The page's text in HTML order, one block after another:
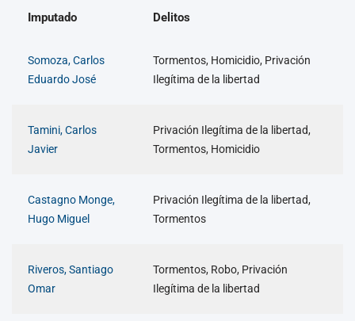
Imputado Delitos
Somoza, Carlos
Eduardo José
Tormentos, Homicidio, Privación
Ilegítima de la libertad
Tamini, Carlos
Javier
Privación Ilegítima de la libertad,
Tormentos, Homicidio
Castagno Monge,
Hugo Miguel
Privación Ilegítima de la libertad,
Tormentos
Riveros, Santiago
Omar
Tormentos, Robo, Privación
Ilegítima de la libertad